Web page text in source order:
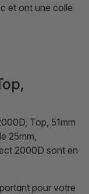
et ont une colle
Top, 51mm
25mm,
2000D sont en
pour votre